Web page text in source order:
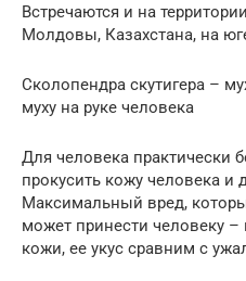
Встречаются и на
Молдовы, Казахстана, на
Сколопендра скутигера –
муху на руке человека
Для человека практически
прокусить кожу человека
Максимальный вред,
может принести человеку –
кожи, ее укус сравним с